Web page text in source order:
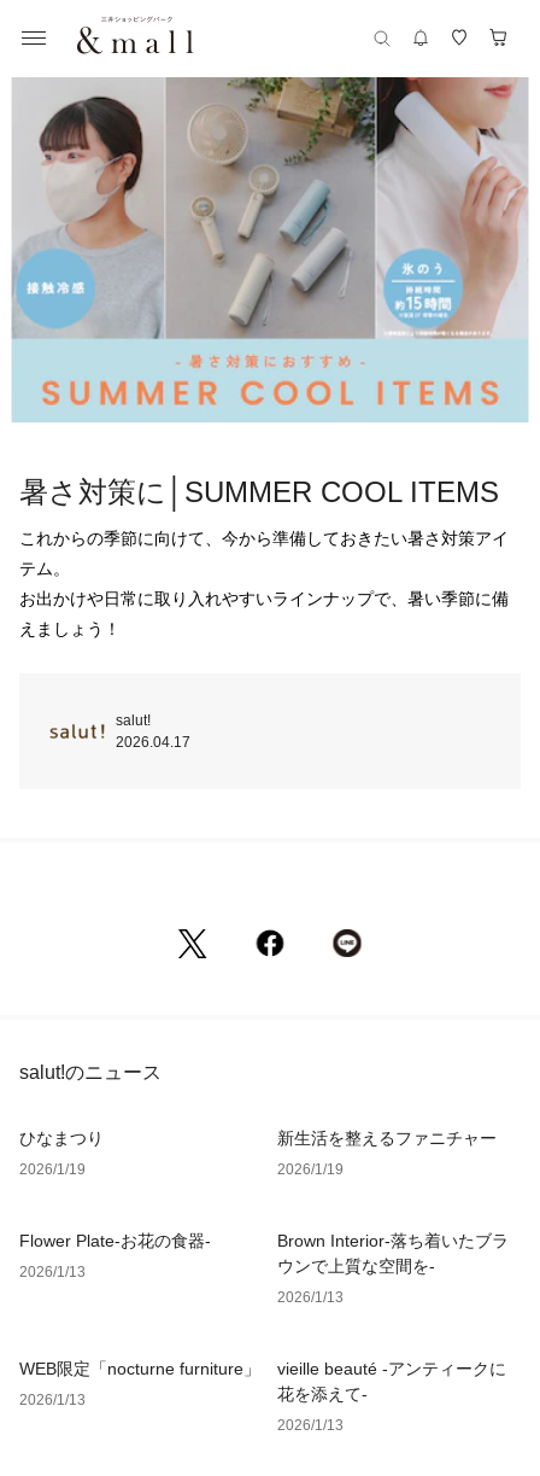
暑さ対策に│SUMMER COOL ITEMS
これからの季節に向けて、今から準備しておきたい暑さ対策アイ
テム。
お出かけや日常に取り入れやすいラインナップで、暑い季節に備
えましょう！
salut!
2026.04.17
salut!のニュース
ひなまつり
2026/1/19
新生活を整えるファニチャー
2026/1/19
Flower Plate-お花の食器-
2026/1/13
Brown Interior-落ち着いたブラ
ウンで上質な空間を-
2026/1/13
WEB限定「nocturne furniture」
2026/1/13
vieille beauté -アンティークに
花を添えて-
2026/1/13